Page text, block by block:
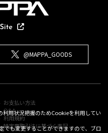
@MAPPA_GOODS
お支払い方法
Q&A
利用規約
特定商取引法に基づく表記
用状況把握のためCookieを利用してい
でも変更することができますので、ブロ